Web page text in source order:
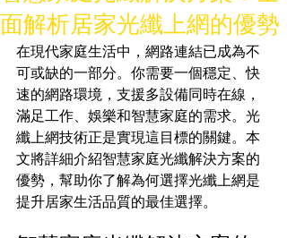
面解析居家光纖上網的優勢
在現代家庭生活中，網路連結已成為不
可或缺的一部分。你需要一個穩定、快
速的網路環境，支援多設備同時在線，
滿足工作、娛樂和智慧家庭的需求。光
纖上網技術正是實現這目標的關鍵。本
文將詳細介紹智慧家庭光纖解決方案的
優勢，幫助你了解為何選擇光纖上網是
提升居家生活品質的最佳選擇。